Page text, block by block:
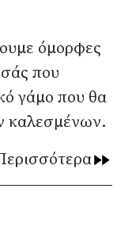
όμορφες
που
γάμο που θα
καλεσμένων.